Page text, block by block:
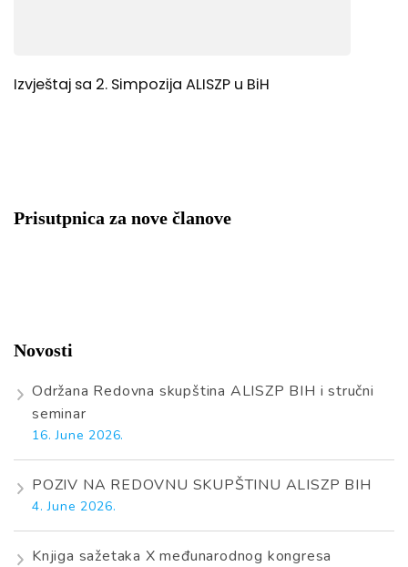
Izvještaj sa 2. Simpozija ALISZP u BiH
Prisutpnica za nove članove
Novosti
Održana Redovna skupština ALISZP BIH i stručni
seminar
16. June 2026.
POZIV NA REDOVNU SKUPŠTINU ALISZP BIH
4. June 2026.
Knjiga sažetaka X međunarodnog kongresa